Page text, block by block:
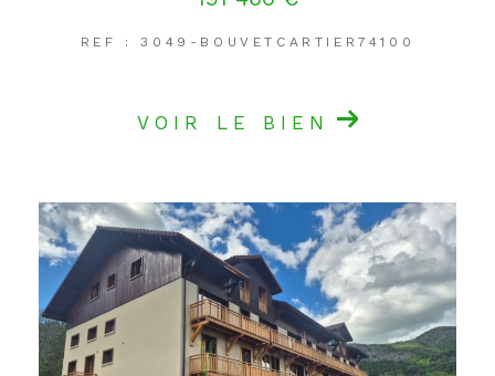
REF : 3049-BOUVETCARTIER74100
VOIR LE BIEN